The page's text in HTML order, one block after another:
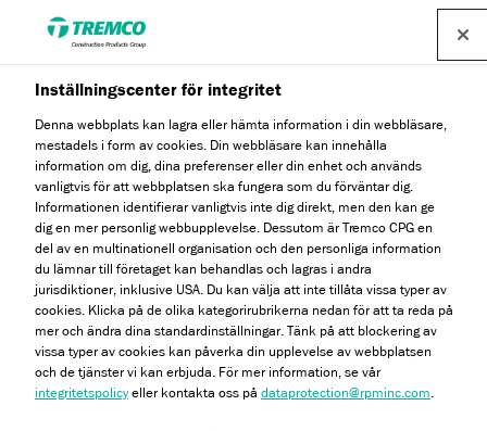
Våra mångsidiga system
Inställningscenter för integritet
Denna webbplats kan lagra eller hämta information i din webbläsare,
mestadels i form av cookies. Din webbläsare kan innehålla
information om dig, dina preferenser eller din enhet och används
vanligtvis för att webbplatsen ska fungera som du förväntar dig.
Informationen identifierar vanligtvis inte dig direkt, men den kan ge
dig en mer personlig webbupplevelse. Dessutom är Tremco CPG en
del av en multinationell organisation och den personliga information
du lämnar till företaget kan behandlas och lagras i andra
jurisdiktioner, inklusive USA. Du kan välja att inte tillåta vissa typer av
cookies. Klicka på de olika kategorirubrikerna nedan för att ta reda på
mer och ändra dina standardinställningar. Tänk på att blockering av
vissa typer av cookies kan påverka din upplevelse av webbplatsen
och de tjänster vi kan erbjuda. För mer information, se vår
integritetspolicyeller kontakta oss på dataprotection@rpminc.com